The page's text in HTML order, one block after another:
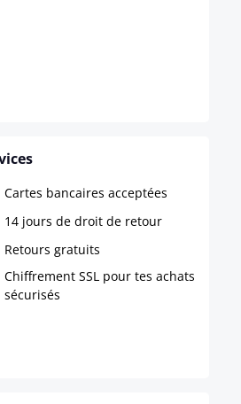
pour le moment.)
Cartes bancaires acceptées
14 jours de droit de retour
Retours gratuits
Chiffrement SSL pour tes achats
sécurisés